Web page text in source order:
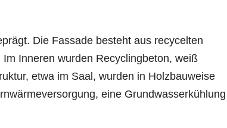
Die Fassade besteht aus recycelten
Inneren wurden Recyclingbeton, weiß
etwa im Saal, wurden in Holzbauweise
eine Grundwasserkühlung